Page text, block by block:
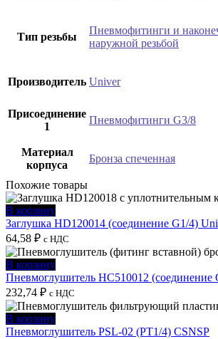
Тип резьбы
Пневмофитинги и
наружной резьбой
Производитель Univer
Присоединение
1
Пневмофитинги G3/8
Материал
корпуса
Бронза спеченная
Похожие товары
В корзину
Заглушка HD120014 (соединение G1/4)
64,58 ₽ с НДС
В корзину
Пневмоглушитель HC510012 (соединение
232,74 ₽ с НДС
В корзину
Пневмоглушитель PSL-02 (PT1/4) CSNSP